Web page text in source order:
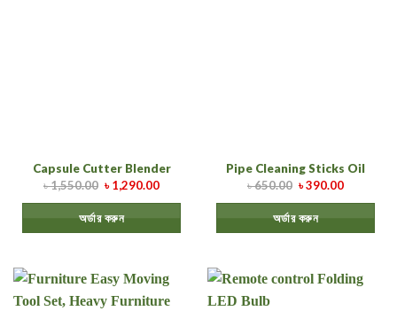
Capsule Cutter Blender
৳1,550.00 ৳1,290.00
অর্ডার করুন
Pipe Cleaning Sticks Oil
৳650.00 ৳390.00
অর্ডার করুন